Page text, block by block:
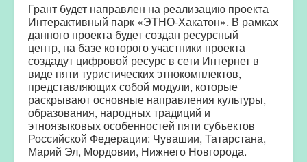
Грант будет направлен на реализацию проекта
Интерактивный парк «ЭТНО-Хакатон». В рамках
данного проекта будет создан ресурсный
центр, на базе которого участники проекта
создадут цифровой ресурс в сети Интернет в
виде пяти туристических этнокомплектов,
представляющих собой модули, которые
раскрывают основные направления культуры,
образования, народных традиций и
этноязыковых особенностей пяти субъектов
Российской Федерации: Чувашии, Татарстана,
Марий Эл, Мордовии, Нижнего Новгорода.